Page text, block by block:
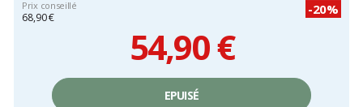
Prix conseillé
68,90 €
-20%
54,90 €
unitaire,
EPUISÉ